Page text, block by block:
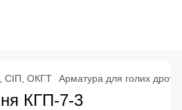
СІП, ОКГТ Арматура для голих
КГП-7-3